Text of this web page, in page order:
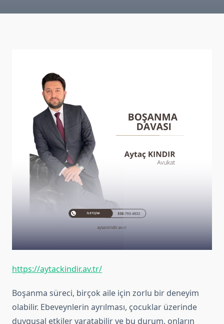
https://aytackindir.av.tr/
Boşanma süreci, birçok aile için zorlu bir deneyim
olabilir. Ebeveynlerin ayrılması, çocuklar üzerinde
duygusal etkiler yaratabilir ve bu durum, onların